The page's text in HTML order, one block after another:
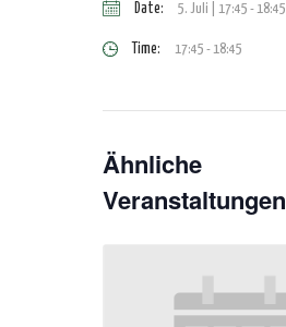
Date: 5. Juli | 17:45 -18:45
Time: 17:45 - 18:45
Ähnliche
Veranstaltungen